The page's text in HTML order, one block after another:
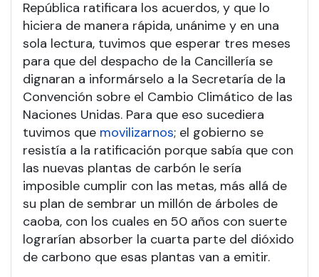
República ratificara los acuerdos, y que lo
hiciera de manera rápida, unánime y en una
sola lectura, tuvimos que esperar tres meses
para que del despacho de la Cancillería se
dignaran a informárselo a la Secretaría de la
Convención sobre el Cambio Climático de las
Naciones Unidas. Para que eso sucediera
tuvimos que movilizarnos; el gobierno se
resistía a la ratificación porque sabía que con
las nuevas plantas de carbón le sería
imposible cumplir con las metas, más allá de
su plan de sembrar un millón de árboles de
caoba, con los cuales en 50 años con suerte
lograrían absorber la cuarta parte del dióxido
de carbono que esas plantas van a emitir.